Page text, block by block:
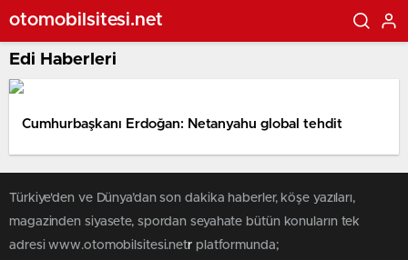
otomobilsitesi.net
Edi Haberleri
Cumhurbaşkanı Erdoğan: Netanyahu global tehdit
Türkiye'den ve Dünya’dan son dakika haberler, köşe yazıları,
magazinden siyasete, spordan seyahate bütün konuların tek
adresi www.otomobilsitesi.netr platformunda;